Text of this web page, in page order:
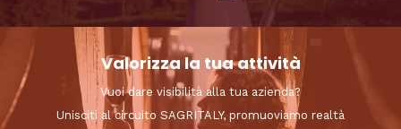
Valorizza la tua attività
Vuoi dare visibilità alla tua azienda?
Unisciti al circuito SAGRITALY, promuoviamo realtà